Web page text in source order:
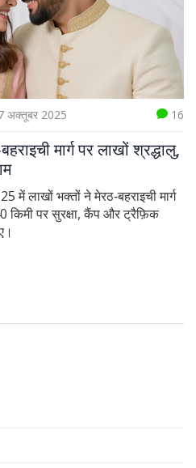
अक्तूबर 2025 16
मार्ग पर लाखों श्रद्धालु,
में लाखों भक्तों ने मेरठ‑बहराइची मार्ग
किमी पर सुरक्षा, कैंप और ट्रैफ़िक